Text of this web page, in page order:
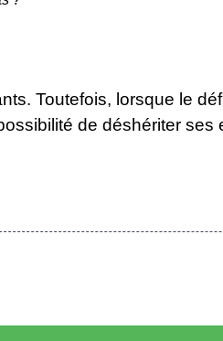
Toutefois, lorsque le
de déshériter ses